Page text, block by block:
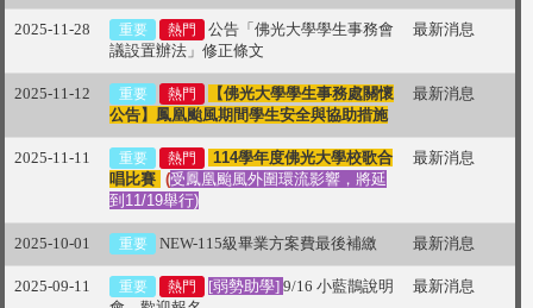
2025-11-28 重要 熱門
公告「佛光大學學生事務會
議設置辦法」修正條文
最新消息
2025-11-12 重要 熱門
【佛光大學學生事務處關懷
公告】鳳凰颱風期間學生安全與協助措施
最新消息
2025-11-11 重要 熱門
114學年度佛光大學校歌合
唱比賽 (受鳳凰颱風外圍環流影響，將延
到11/19舉行)
最新消息
2025-10-01 重要 NEW-115級畢業方案費最後補繳 最新消息
2025-09-11 重要 熱門 [弱勢助學]9/16 小藍鵲說明
最新消息